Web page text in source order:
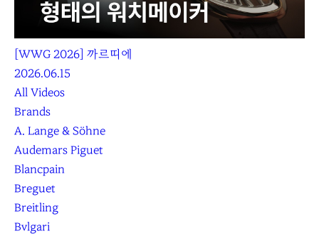
[WWG 2026] 까르띠에
2026.06.15
All Videos
Brands
A. Lange & Söhne
Audemars Piguet
Blancpain
Breguet
Breitling
Bvlgari